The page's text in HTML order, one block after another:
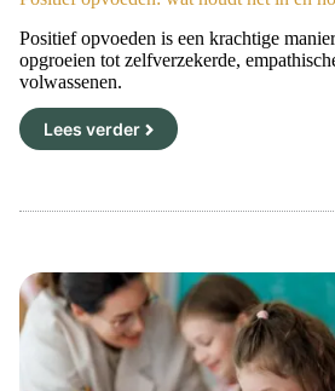
Positief opvoeden is een krachtige
opgroeien tot zelfverzekerde,
volwassenen.
Lees verder